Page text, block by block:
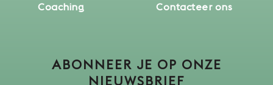
Coaching Contacteer ons
ABONNEER JE OP ONZE
NIEUWSBRIEF